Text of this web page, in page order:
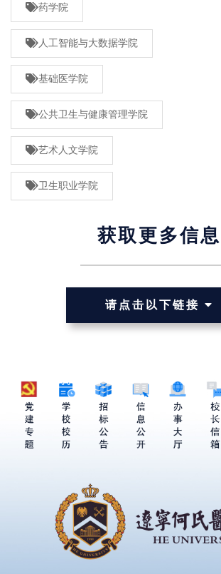
药学院
人工智能与大数据学院
基础医学院
公共卫生与健康管理学院
艺术人文学院
卫生职业学院
获取更多信息
请点击以下链接